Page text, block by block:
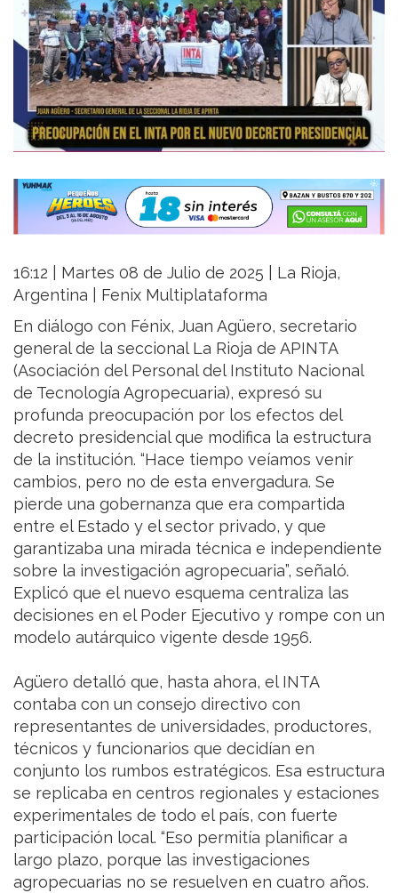
16:12 | Martes 08 de Julio de 2025 | La Rioja,
Argentina | Fenix Multiplataforma
En diálogo con Fénix, Juan Agüero, secretario
general de la seccional La Rioja de APINTA
(Asociación del Personal del Instituto Nacional
de Tecnología Agropecuaria), expresó su
profunda preocupación por los efectos del
decreto presidencial que modifica la estructura
de la institución. “Hace tiempo veíamos venir
cambios, pero no de esta envergadura. Se
pierde una gobernanza que era compartida
entre el Estado y el sector privado, y que
garantizaba una mirada técnica e independiente
sobre la investigación agropecuaria”, señaló.
Explicó que el nuevo esquema centraliza las
decisiones en el Poder Ejecutivo y rompe con un
modelo autárquico vigente desde 1956.
Agüero detalló que, hasta ahora, el INTA
contaba con un consejo directivo con
representantes de universidades, productores,
técnicos y funcionarios que decidían en
conjunto los rumbos estratégicos. Esa estructura
se replicaba en centros regionales y estaciones
experimentales de todo el país, con fuerte
participación local. “Eso permitía planificar a
largo plazo, porque las investigaciones
agropecuarias no se resuelven en cuatro años.